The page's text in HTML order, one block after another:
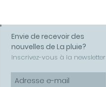
Envie de recevoir des
nouvelles de La pluie?
Inscrivez-vous à la newsletter